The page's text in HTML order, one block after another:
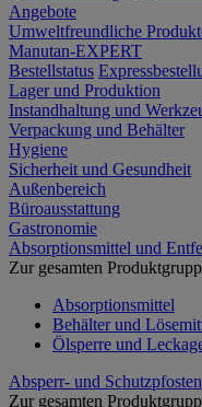
Angebote
Umweltfreundliche
Manutan-EXPERT
Bestellstatus
Lager und Produktion
Instandhaltung und
Verpackung und Behälter
Hygiene
Sicherheit und Gesundheit
Außenbereich
Büroausstattung
Gastronomie
Absorptionsmittel und
Zur gesamten
Absorptionsmittel
Behälter und
Ölsperre und
Absperr- und Schutzpfosten
Zur gesamten